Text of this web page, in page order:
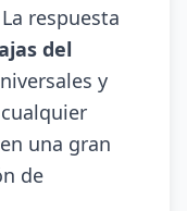
respuesta
del
y
una gran
de